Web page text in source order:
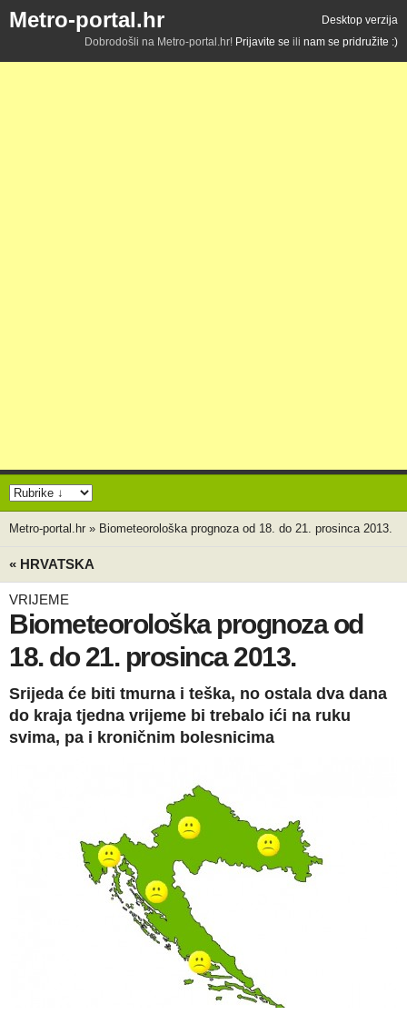
Metro-portal.hr
Desktop verzija
Dobrodošli na Metro-portal.hr! Prijavite se ili nam se pridružite :)
Metro-portal.hr » Biometeorološka prognoza od 18. do 21. prosinca 2013.
« HRVATSKA
VRIJEME
Biometeorološka prognoza od
18. do 21. prosinca 2013.
Srijeda će biti tmurna i teška, no ostala dva dana
do kraja tjedna vrijeme bi trebalo ići na ruku
svima, pa i kroničnim bolesnicima